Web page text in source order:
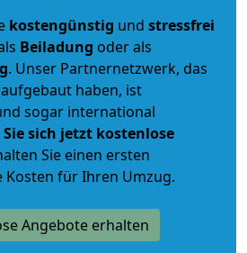
kostengünstig und stressfrei
Beiladung oder als
. Unser Partnernetzwerk, das
haben, ist
sogar international
Sie sich jetzt kostenlose
Sie einen ersten
Kosten für Ihren Umzug.
Angebote erhalten